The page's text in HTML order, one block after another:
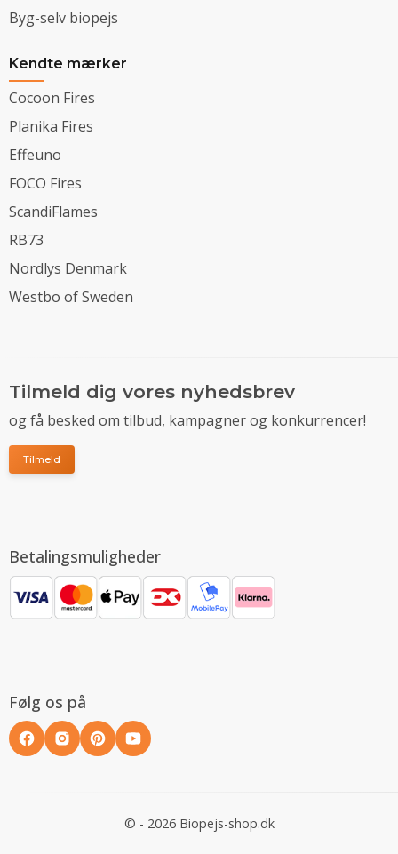
Byg-selv biopejs
Kendte mærker
Cocoon Fires
Planika Fires
Effeuno
FOCO Fires
ScandiFlames
RB73
Nordlys Denmark
Westbo of Sweden
Tilmeld dig vores nyhedsbrev
og få besked om tilbud, kampagner og konkurrencer!
Tilmeld
Betalingsmuligheder
Følg os på
© - 2026 Biopejs-shop.dk